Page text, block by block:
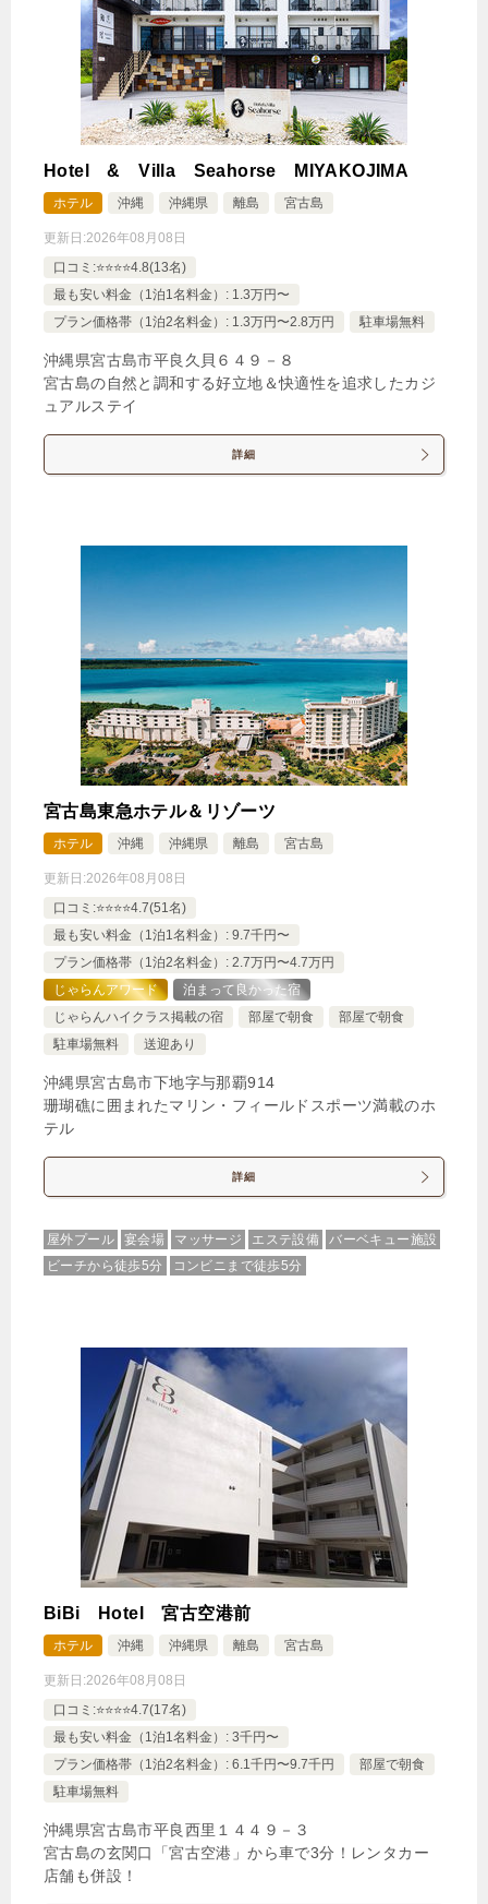
1泊大人1名合計（税込）
7,120円
じゃらんで確認する
Hotel & Villa Seahorse MIYAKOJIMA
ホテル 沖縄 沖縄県 離島 宮古島
更新日:2026年08月08日
口コミ:⭐️⭐️⭐️⭐️4.8(13名)
最も安い料金（1泊1名料金）: 1.3万円〜
プラン価格帯（1泊2名料金）: 1.3万円〜2.8万円
駐車場無料
沖縄県宮古島市平良久貝６４９－８
宮古島の自然と調和する好立地＆快適性を追求したカジ
ュアルステイ
詳細
宮古島東急ホテル＆リゾーツ
ホテル 沖縄 沖縄県 離島 宮古島
更新日:2026年08月08日
口コミ:⭐️⭐️⭐️⭐️4.7(51名)
最も安い料金（1泊1名料金）: 9.7千円〜
プラン価格帯（1泊2名料金）: 2.7万円〜4.7万円
じゃらんアワード
泊まって良かった宿
じゃらんハイクラス掲載の宿
部屋で朝食
部屋で朝食
駐車場無料
送迎あり
沖縄県宮古島市下地字与那覇914
珊瑚礁に囲まれたマリン・フィールドスポーツ満載のホ
テル
詳細
屋外プール 宴会場 マッサージ エステ設備
バーベキュー施設
ビーチから徒歩5分
コンビニまで徒歩5分
BiBi Hotel 宮古空港前
ホテル 沖縄 沖縄県 離島 宮古島
更新日:2026年08月08日
口コミ:⭐️⭐️⭐️⭐️4.7(17名)
最も安い料金（1泊1名料金）: 3千円〜
プラン価格帯（1泊2名料金）: 6.1千円〜9.7千円
部屋で朝食
駐車場無料
沖縄県宮古島市平良西里１４４９－３
宮古島の玄関口「宮古空港」から車で3分！レンタカー
店舗も併設！